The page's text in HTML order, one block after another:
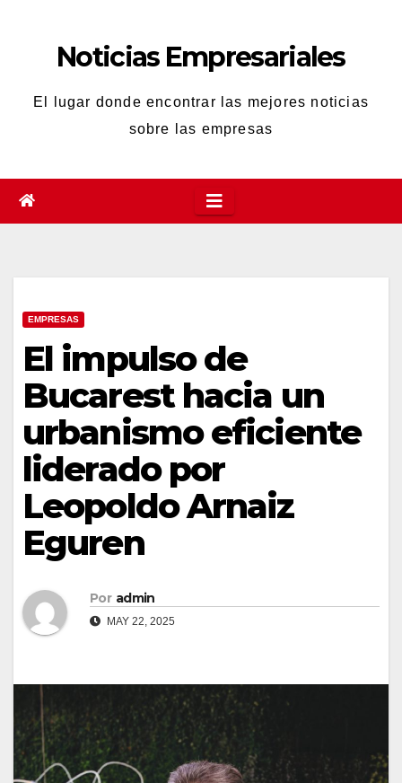
contenidoNoticias Empresariales
El lugar donde encontrar las mejores noticias
sobre las empresas
EMPRESAS
El impulso de
Bucarest hacia un
urbanismo eficiente
liderado por
Leopoldo Arnaiz
Eguren
Por admin
MAY 22, 2025